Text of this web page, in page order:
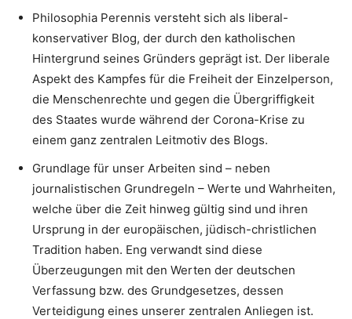
Philosophia Perennis versteht sich als liberal-
konservativer Blog, der durch den katholischen
Hintergrund seines Gründers geprägt ist. Der liberale
Aspekt des Kampfes für die Freiheit der Einzelperson,
die Menschenrechte und gegen die Übergriffigkeit
des Staates wurde während der Corona-Krise zu
einem ganz zentralen Leitmotiv des Blogs.
Grundlage für unser Arbeiten sind – neben
journalistischen Grundregeln – Werte und Wahrheiten,
welche über die Zeit hinweg gültig sind und ihren
Ursprung in der europäischen, jüdisch-christlichen
Tradition haben. Eng verwandt sind diese
Überzeugungen mit den Werten der deutschen
Verfassung bzw. des Grundgesetzes, dessen
Verteidigung eines unserer zentralen Anliegen ist.